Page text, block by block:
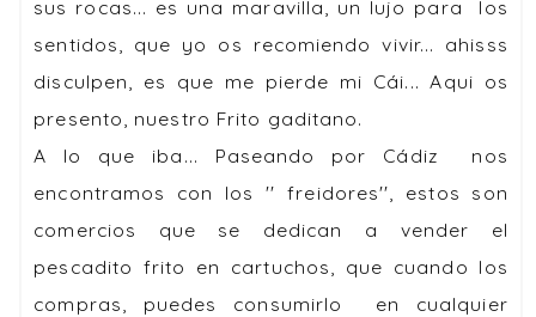
sus rocas... es una maravilla, un lujo para los
sentidos, que yo os recomiendo vivir... ahisss
disculpen, es que me pierde mi Cái... Aqui os
presento, nuestro Frito gaditano.
A lo que iba... Paseando por Cádiz nos
encontramos con los '' freidores'', estos son
comercios que se dedican a vender el
pescadito frito en cartuchos, que cuando los
compras, puedes consumirlo en cualquier